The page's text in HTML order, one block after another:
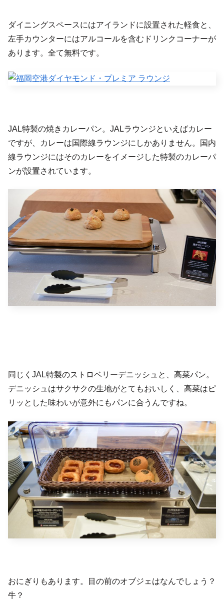
ダイニングスペースにはアイランドに設置された軽食と、
左手カウンターにはアルコールを含むドリンクコーナーが
あります。全て無料です。
JAL特製の焼きカレーパン。JALラウンジといえばカレー
ですが、カレーは国際線ラウンジにしかありません。国内
線ラウンジにはそのカレーをイメージした特製のカレーパ
ンが設置されています。
同じくJAL特製のストロベリーデニッシュと、高菜パン。
デニッシュはサクサクの生地がとてもおいしく、高菜はピ
リッとした味わいが意外にもパンに合うんですね。
おにぎりもあります。目の前のオブジェはなんでしょう？
牛？